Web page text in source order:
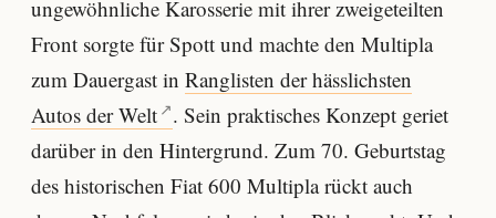
ungewöhnliche Karosserie mit ihrer zweigeteilten
Front sorgte für Spott und machte den Multipla
zum Dauergast in Ranglisten der hässlichsten
Autos der Welt . Sein praktisches Konzept geriet
darüber in den Hintergrund. Zum 70. Geburtstag
des historischen Fiat 600 Multipla rückt auch